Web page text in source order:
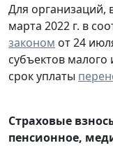
Для организаций,
марта 2022 г. в
законом от 24
субъектов
срок уплаты
Страховые
пенсионное,